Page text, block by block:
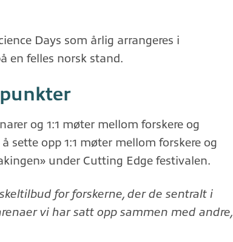
Days som årlig arrangeres i
en felles norsk stand.
og 1:1 møter mellom forskere og
sette opp 1:1 møter mellom forskere og
under Cutting Edge festivalen.
for forskerne, der de sentralt i
vi har satt opp sammen med andre,